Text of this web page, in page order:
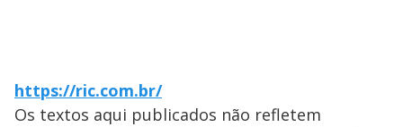
https://ric.com.br/
Os textos aqui publicados não refletem